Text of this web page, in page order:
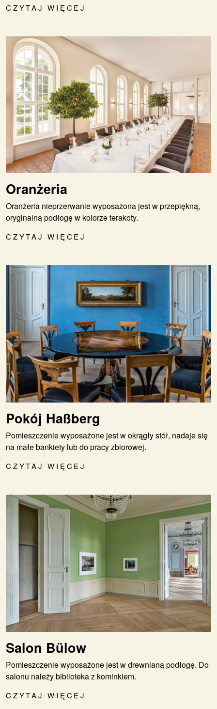
CZYTAJ WIĘCEJ
Oranżeria
Oranżeria nieprzerwanie wyposażona jest w przepiękną,
oryginalną podłogę w kolorze terakoty.
CZYTAJ WIĘCEJ
Pokój Haßberg
Pomieszczenie wyposażone jest w okrągły stół, nadaje się
na małe bankiety lub do pracy zbiorowej.
CZYTAJ WIĘCEJ
Salon Bülow
Pomieszczenie wyposażone jest w drewnianą podłogę. Do
salonu należy biblioteka z kominkiem.
CZYTAJ WIĘCEJ